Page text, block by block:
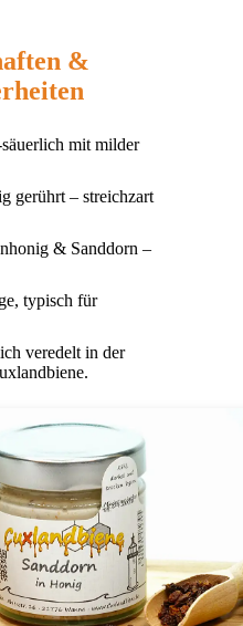
&
mit milder
gerührt – streichzart
& Sanddorn –
typisch für
veredelt in der